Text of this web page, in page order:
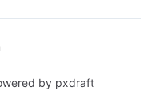
by pxdraft